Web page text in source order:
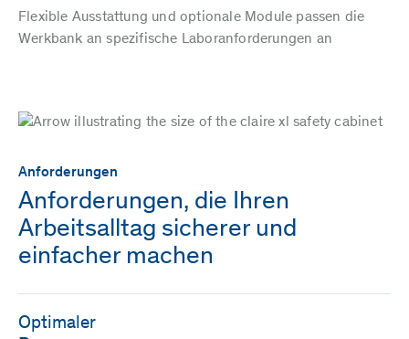
Flexible Ausstattung und optionale Module passen die
Werkbank an spezifische Laboranforderungen an
Anforderungen
Anforderungen, die Ihren
Arbeitsalltag sicherer und
einfacher machen
Optimaler